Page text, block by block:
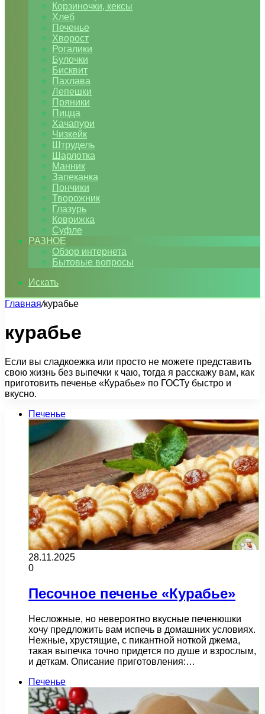
Корзиночки, кексы
Хлеб
Печенье
Хворост
Рогалики
Булочки
Бисквит
Пахлава
Лепешки
Пряники
Пицца
Хачапури
Чизкейк
Штрудель
Шарлотка
Манник
Запеканка
Пончики
Творожник
Глазурь
Коврижка
Суфле
РАЗНОЕ
Обзор интернета
Бытовые вопросы
Искать
Главная/курабье
курабье
Если вы сладкоежка или просто не можете представить
свою жизнь без выпечки к чаю, тогда я расскажу вам, как
приготовить печенье «Курабье» по ГОСТу быстро и
вкусно.
Печенье
28.11.2025
0
Песочное печенье «Курабье»
Несложные, но невероятно вкусные печенюшки
хочу предложить вам испечь в домашних условиях.
Нежные, хрустящие, с пикантной ноткой джема,
такая выпечка точно придется по душе и взрослым,
и деткам. Описание приготовления:…
Печенье